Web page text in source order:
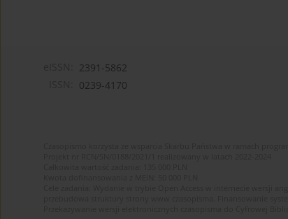
2391-5862
0239-4170